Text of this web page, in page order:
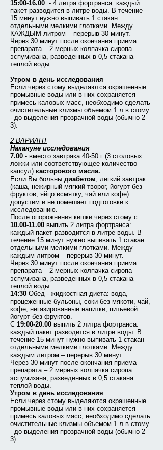
15:00-16.00 - 4 литра фортранса: каждый
пакет разводится в литре воды. В течение
15 минут нужно выпивать 1 стакан
отдельными мелкими глотками. Между
КАЖДЫМ литром – перерыв 30 минут.
Через 30 минут после окончания приема
препарата – 2 мерных колпачка сиропа
эспумизана, разведенных в 0,5 стакана
теплой воды.
Утром в день исследования
Если через стому выделяются окрашенные
промывные воды или в них сохраняется
примесь каловых масс, необходимо сделать
очистительные клизмы объемом 1 л в стому
- до выделения прозрачной воды (обычно 2-
3).
2 ВАРИАНТ
Накануне исследования
7.00 - вместо завтрака 40-50 г (3 столовых
ложки или соответствующее количество
капсул) касторового масла.
Если Вы больны диабетом, легкий завтрак
(каша, нежирный мягкий творог, йогурт без
фруктов, яйцо всмятку, чай или кофе)
допустим и не помешает подготовке к
исследованию.
После опорожнения кишки через стому с
10.00-11.00 выпить 2 литра фортранса:
каждый пакет разводится в литре воды. В
течение 15 минут нужно выпивать 1 стакан
отдельными мелкими глотками. Между
каждым литром – перерыв 30 минут.
Через 30 минут после окончания приема
препарата – 2 мерных колпачка сиропа
эспумизана, разведенных в 0,5 стакана
теплой воды.
14:30 Обед - жидкостная диета: вода,
процеженные бульоны, соки без мякоти, чай,
кофе, негазированные напитки, питьевой
йогурт без фруктов.
С 19:00-20.00 выпить 2 литра фортранса:
каждый пакет разводится в литре воды. В
течение 15 минут нужно выпивать 1 стакан
отдельными мелкими глотками. Между
каждым литром – перерыв 30 минут.
Через 30 минут после окончания приема
препарата – 2 мерных колпачка сиропа
эспумизана, разведенных в 0,5 стакана
теплой воды.
Утром в день исследования
Если через стому выделяются окрашенные
промывные воды или в них сохраняется
примесь каловых масс, необходимо сделать
очистительные клизмы объемом 1 л в стому
- до выделения прозрачной воды (обычно 2-
3).